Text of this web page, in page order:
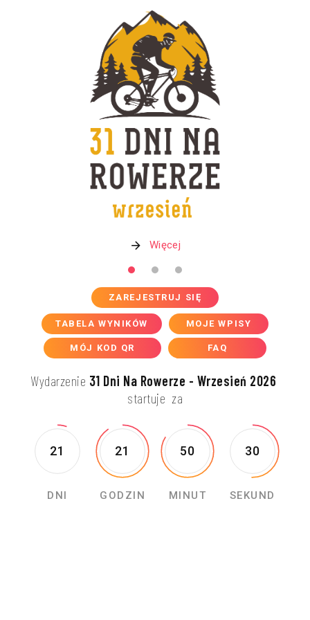
Więcej
ZAREJESTRUJ SIĘ
TABELA WYNIKÓW MOJE WPISY
MÓJ KOD QR FAQ
Wydarzenie 31 Dni Na Rowerze - Wrzesień 2026
startuje za
21
DNI
21
GODZIN
50
MINUT
30
SEKUND